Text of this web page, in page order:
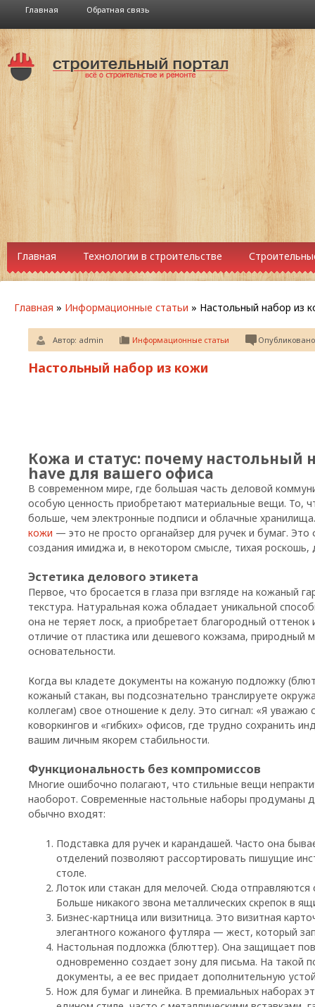
Главная Обратная связь
Главная Технологии в строительстве
Главная » Информационные статьи » Настольный набор из
Автор: admin Информационные статьи
Настольный набор из кожи
Кожа и статус: почему настольный
have для вашего офиса
В современном мире, где большая часть деловой
особую ценность приобретают материальные вещи. То,
больше, чем электронные подписи и облачные
кожи — это не просто органайзер для ручек и бумаг.
создания имиджа и, в некотором смысле, тихая роскошь,
Эстетика делового этикета
Первое, что бросается в глаза при взгляде на кожаный
текстура. Натуральная кожа обладает уникальной
она не теряет лоск, а приобретает благородный
отличие от пластика или дешевого кожзама, природный
основательности.
Когда вы кладете документы на кожаную подложку
кожаный стакан, вы подсознательно транслируете
коллегам) свое отношение к делу. Это сигнал: «Я уважаю
коворкингов и «гибких» офисов, где трудно сохранить
вашим личным якорем стабильности.
Функциональность без компромиссов
Многие ошибочно полагают, что стильные вещи
наоборот. Современные настольные наборы продуманы
обычно входят:
Подставка для ручек и карандашей. Часто она
отделений позволяют рассортировать пишущие
столе.
Лоток или стакан для мелочей. Сюда отправляются
Больше никакого звона металлических скрепок в
Бизнес-картница или визитница. Это визитная
элегантного кожаного футляра — жест, который
Настольная подложка (блюттер). Она защищает
одновременно создает зону для письма. На такой
документы, а ее вес придает дополнительную
Нож для бумаг и линейка. В премиальных наборах